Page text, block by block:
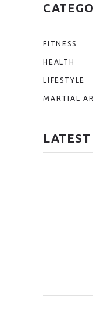
FITNESS
HEALTH
LIFESTYLE
MARTIAL